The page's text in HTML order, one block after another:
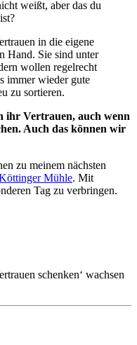
weißt, aber das du
in die eigene
Hand. Sie sind unter
wollen regelrecht
immer wieder gute
zu sortieren.
ihr Vertrauen, auch wenn
Auch das können wir
zu meinem nächsten
Mühle. Mit
Tag zu verbringen.
schenken‘ wachsen